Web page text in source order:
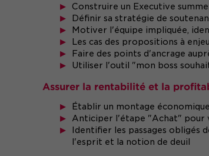
Construire un Executive
Définir sa stratégie de
Motiver l'équipe impliquée,
Les cas des propositions à
Faire des points d'ancrage
Utiliser l'outil "mon boss
Assurer la rentabilité et la
Établir un montage
Anticiper l'étape "Achat" pour
Identifier les passages obligés
l'esprit et la notion de deuil